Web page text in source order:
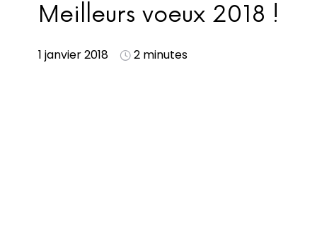
Meilleurs voeux 2018 !
1 janvier 2018 2 minutes